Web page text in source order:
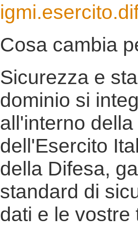
Cosa cambia
Sicurezza e
dominio si
all'interno
dell'Esercito
della Difesa,
standard di
dati e le vostre